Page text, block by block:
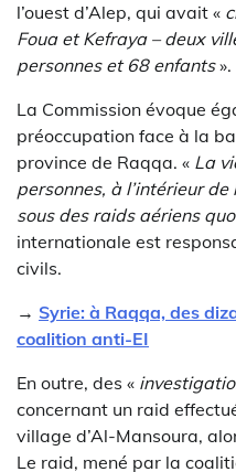
l’ouest d’Alep, qui avait «
Foua et Kefraya – deux
personnes et 68 enfants».
La Commission évoque
préoccupation face à la
province de Raqqa. « La
personnes, à l’intérieur
sous des raids aériens
internationale est
civils.
→ Syrie: à Raqqa, des
coalition anti-EI
En outre, des «
concernant un raid
village d’Al-Mansoura,
Le raid, mené par la